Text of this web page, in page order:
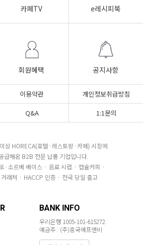
카페TV e레시피북
회원혜택 공지사항
이용약관
개인정보취급방침
Q&A 1:1문의
상 HORECA(호텔·레스토랑·카페) 시장에
급해온 B2B 전문 납품 기업입니다.
·소르베 베이스 · 음료 시럽 · 캡슐커피 ·
래처 · HACCP 인증 · 전국 당일 출고
BANK INFO
우리은행 1005-101-615272
예금주 : (주)흥국에프엔비